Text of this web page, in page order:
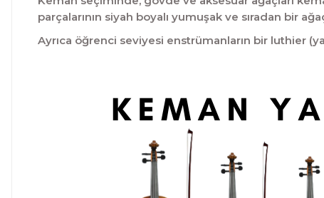
parçalarının siyah boyalı yumuşak ve sıradan bir
Ayrıca öğrenci seviyesi enstrümanların bir luthier